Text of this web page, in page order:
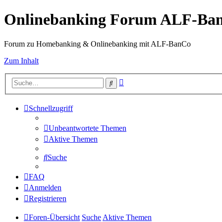
Onlinebanking Forum ALF-
Forum zu Homebanking & Onlinebanking mit ALF-BanCo
Zum Inhalt
Suche
Schnellzugriff
Unbeantwortete Themen
Aktive Themen
Suche
FAQ
Anmelden
Registrieren
Foren-Übersicht SucheAktive Themen